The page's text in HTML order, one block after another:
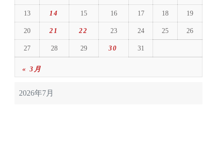
2026年7月
« 3月
13 14 15 16 17 18 19
20 21 22 23 24 25 26
27 28 29 30 31